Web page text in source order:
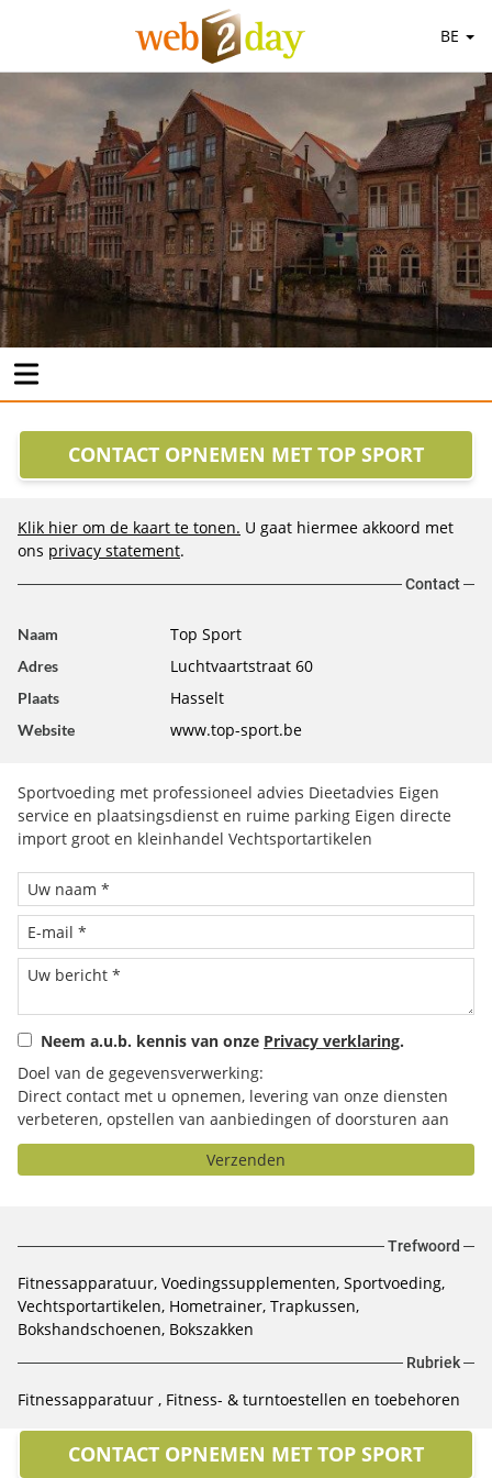
BE
CONTACT OPNEMEN MET TOP SPORT
Klik hier om de kaart te tonen. U gaat hiermee akkoord met
ons privacy statement.
Contact
Naam Top Sport
Adres Luchtvaartstraat 60
Plaats Hasselt
Website www.top-sport.be
Sportvoeding met professioneel advies Dieetadvies Eigen
service en plaatsingsdienst en ruime parking Eigen directe
import groot en kleinhandel Vechtsportartikelen
Neem a.u.b. kennis van onze Privacy verklaring.
Doel van de gegevensverwerking:
Direct contact met u opnemen, levering van onze diensten
verbeteren, opstellen van aanbiedingen of doorsturen aan
het door u geselecteerde bedrijf.
Verzenden
Trefwoord
Fitnessapparatuur, Voedingssupplementen, Sportvoeding,
Vechtsportartikelen, Hometrainer, Trapkussen,
Bokshandschoenen, Bokszakken
Rubriek
Fitnessapparatuur Fitness- & turntoestellen en toebehoren
CONTACT OPNEMEN MET TOP SPORT